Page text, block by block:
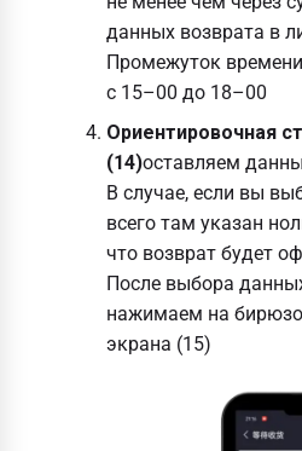
данных возврата в
Промежуток
с 15–00 до 18–00
Ориентировочная
(14)оставляем
В случае, если вы
всего там указан
что возврат будет
После выбора
нажимаем на
экрана (15)